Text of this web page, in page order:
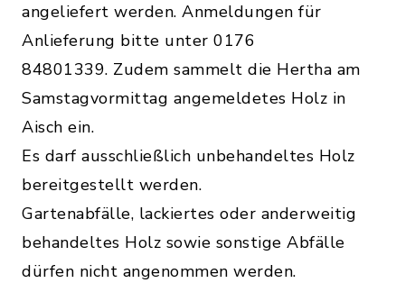
angeliefert werden. Anmeldungen für
Anlieferung bitte unter 0176
84801339. Zudem sammelt die Hertha am
Samstagvormittag angemeldetes Holz in
Aisch ein.
Es darf ausschließlich unbehandeltes Holz
bereitgestellt werden.
Gartenabfälle, lackiertes oder anderweitig
behandeltes Holz sowie sonstige Abfälle
dürfen nicht angenommen werden.